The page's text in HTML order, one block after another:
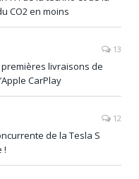
CO2 en moins
13
livraisons de
CarPlay
12
de la Tesla S
!